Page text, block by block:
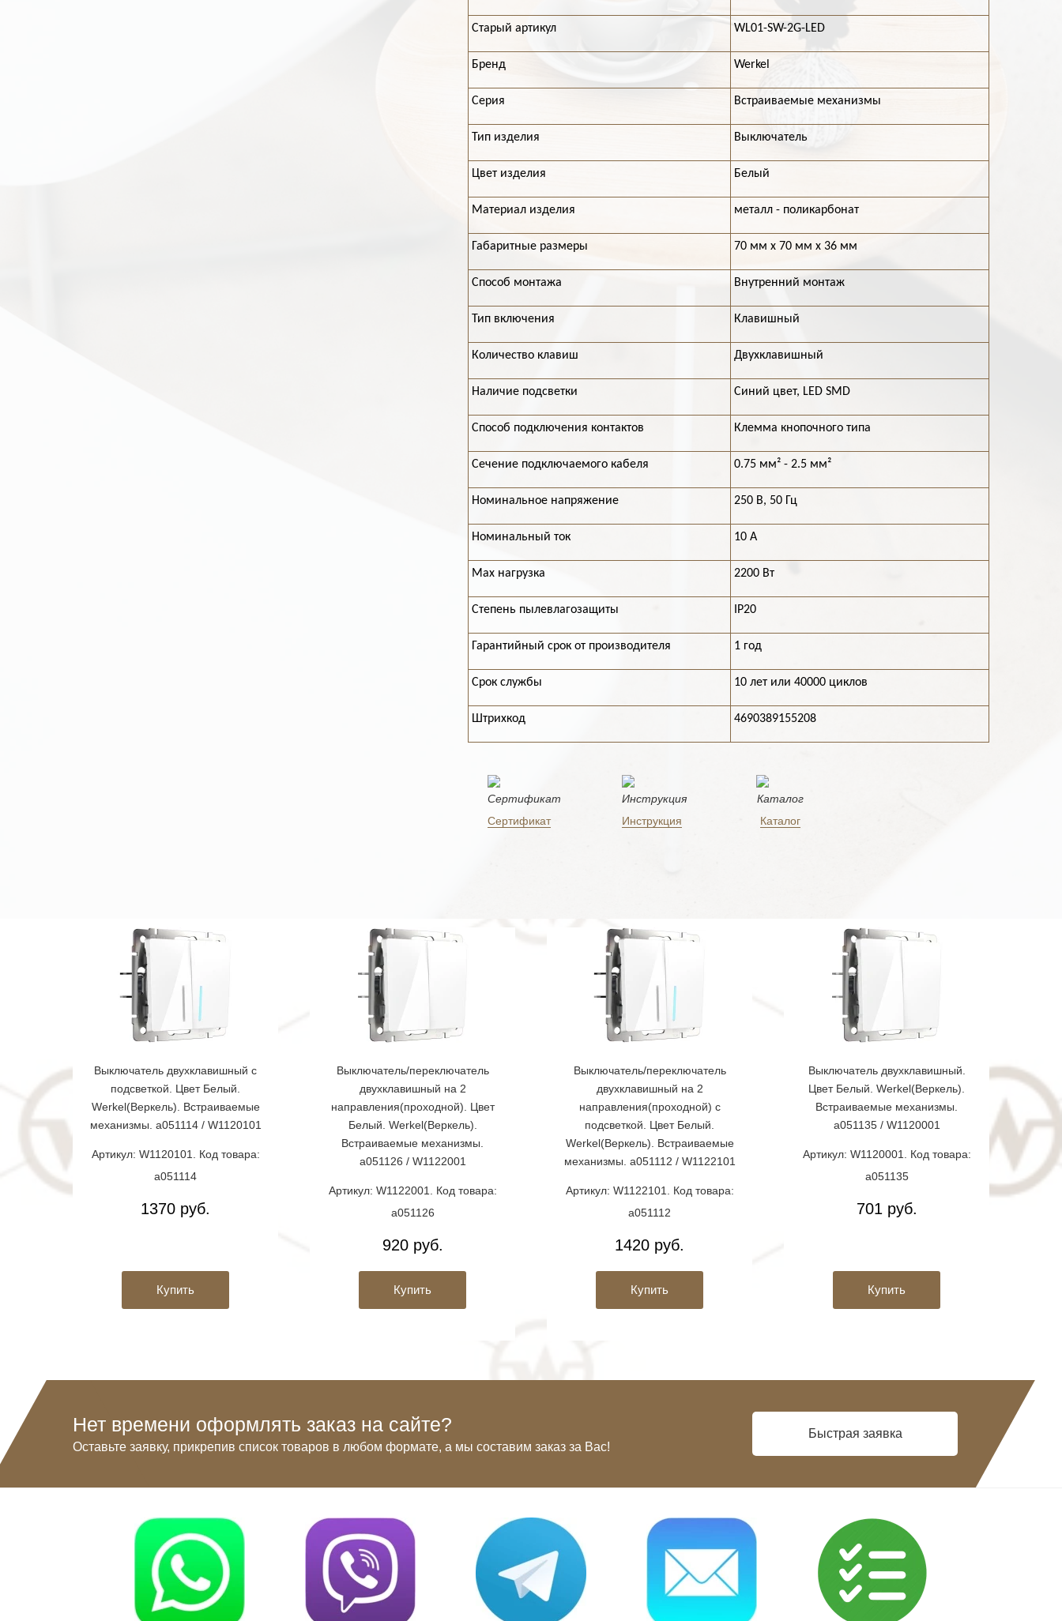
Старый артикул WL01-SW-2G-LED
Бренд Werkel
Серия Встраиваемые механизмы
Тип изделия Выключатель
Цвет изделия Белый
Материал изделия металл - поликарбонат
Габаритные размеры 70 мм х 70 мм х 36 мм
Способ монтажа Внутренний монтаж
Тип включения Клавишный
Количество клавиш Двухклавишный
Наличие подсветки Синий цвет, LED SMD
Способ подключения контактов Клемма кнопочного типа
Cечение подключаемого кабеля 0.75 мм² - 2.5 мм²
Номинальное напряжение 250 В, 50 Гц
Номинальный ток 10 А
Max нагрузка 2200 Вт
Степень пылевлагозащиты IP20
Гарантийный срок от производителя 1 год
Срок службы 10 лет или 40000 циклов
Штрихкод 4690389155208
Сертификат Инструкция Каталог
Выключатель двухклавишный с
подсветкой. Цвет Белый.
Werkel(Веркель). Встраиваемые
механизмы. a051114 / W1120101
Артикул: W1120101. Код товара:
a051114
1370 руб.
Купить
Выключатель/переключатель
двухклавишный на 2
направления(проходной). Цвет
Белый. Werkel(Веркель).
Встраиваемые механизмы.
a051126 / W1122001
Артикул: W1122001. Код товара:
a051126
920 руб.
Купить
Выключатель/переключатель
двухклавишный на 2
направления(проходной) с
подсветкой. Цвет Белый.
Werkel(Веркель). Встраиваемые
механизмы. a051112 / W1122101
Артикул: W1122101. Код товара:
a051112
1420 руб.
Купить
Выключатель двухклавишный.
Цвет Белый. Werkel(Веркель).
Встраиваемые механизмы.
a051135 / W1120001
Артикул: W1120001. Код товара:
a051135
701 руб.
Купить
Нет времени оформлять заказ на сайте?
Оставьте заявку, прикрепив список товаров в любом формате, а мы составим заказ за Вас!
Быстрая заявка